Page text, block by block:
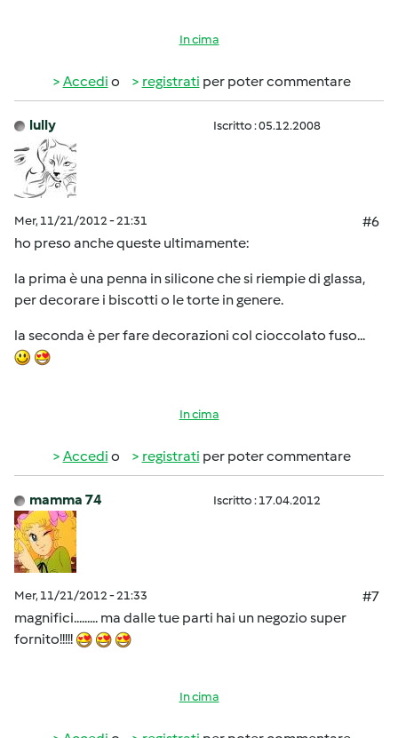
In cima
Accedi o registrati per poter commentare
lully Iscritto : 05.12.2008
Mer, 11/21/2012 - 21:31
#6
ho preso anche queste ultimamente:
la prima è una penna in silicone che si riempie di glassa,
per decorare i biscotti o le torte in genere.
la seconda è per fare decorazioni col cioccolato fuso...
In cima
Accedi o registrati per poter commentare
mamma 74 Iscritto : 17.04.2012
Mer, 11/21/2012 - 21:33
#7
magnifici......... ma dalle tue parti hai un negozio super
fornito!!!!!
In cima